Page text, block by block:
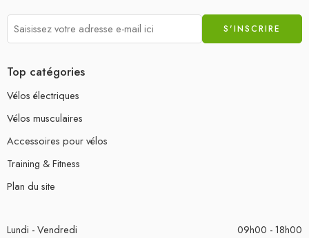
Top catégories
Vélos électriques
Vélos musculaires
Accessoires pour vélos
Training & Fitness
Plan du site
Lundi - Vendredi 09h00 - 18h00